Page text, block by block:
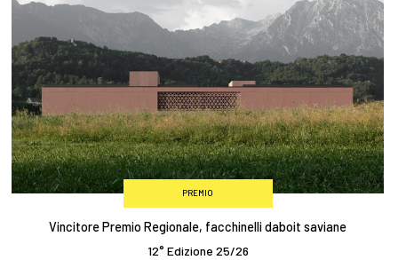
PREMIO
Vincitore Premio Regionale, facchinelli daboit saviane
12° Edizione 25/26